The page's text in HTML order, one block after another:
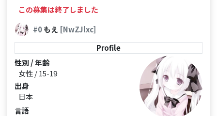
この募集は終了しました
#0もえ [NwZJlxc]
Profile
性別 / 年齢
女性 / 15-19
出身
日本
言語